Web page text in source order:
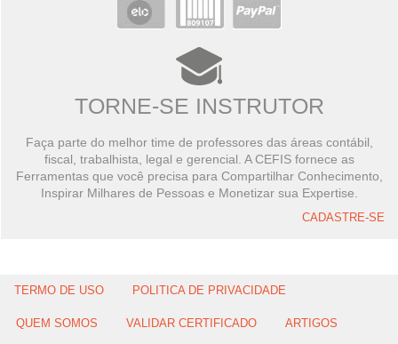
TORNE-SE INSTRUTOR
Faça parte do melhor time de professores das áreas contábil,
fiscal, trabalhista, legal e gerencial. A CEFIS fornece as
Ferramentas que você precisa para Compartilhar Conhecimento,
Inspirar Milhares de Pessoas e Monetizar sua Expertise.
CADASTRE-SE
TERMO DE USO POLITICA DE PRIVACIDADE
QUEM SOMOS VALIDAR CERTIFICADO ARTIGOS